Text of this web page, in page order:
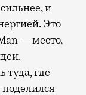
и
Это
— место,
туда, где